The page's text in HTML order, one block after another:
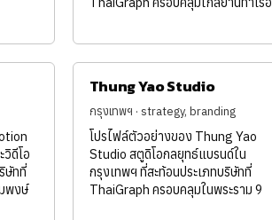
ดีโอ
ษัทที่
พงษ์
Thung Yao Studio
กรุงเทพฯ · strategy, branding
โปรไฟล์ตัวอย่างของ Thung Yao
Studio สตูดิโอกลยุทธ์แบรนด์ใน
กรุงเทพฯ ที่สะท้อนประเภทบริษัทที่
ThaiGraph ครอบคลุมในพระราม 9